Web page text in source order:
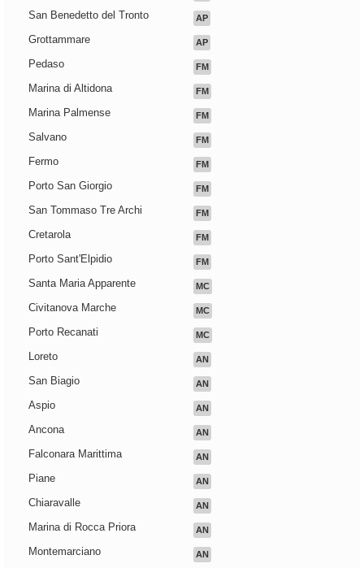
San Benedetto del Tronto AP
Grottammare AP
Pedaso FM
Marina di Altidona FM
Marina Palmense FM
Salvano FM
Fermo FM
Porto San Giorgio FM
San Tommaso Tre Archi FM
Cretarola FM
Porto Sant'Elpidio FM
Santa Maria Apparente MC
Civitanova Marche MC
Porto Recanati MC
Loreto AN
San Biagio AN
Aspio AN
Ancona AN
Falconara Marittima AN
Piane AN
Chiaravalle AN
Marina di Rocca Priora AN
Montemarciano AN